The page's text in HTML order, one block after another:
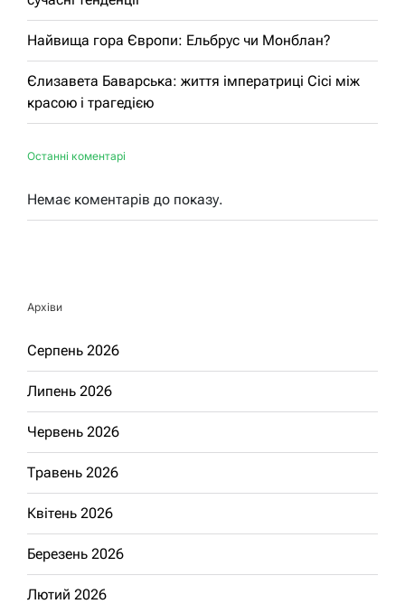
Найвища гора Європи: Ельбрус чи Монблан?
Єлизавета Баварська: життя імператриці Сісі між
красою і трагедією
Останні коментарі
Немає коментарів до показу.
Архіви
Серпень 2026
Липень 2026
Червень 2026
Травень 2026
Квітень 2026
Березень 2026
Лютий 2026